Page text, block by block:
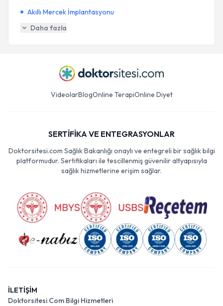
Akıllı Mercek İmplantasyonu
Daha fazla
VideolarBlogOnline TerapiOnline Diyet
SERTİFİKA VE ENTEGRASYONLAR
Doktorsitesi.com Sağlık Bakanlığı onaylı ve entegreli bir sağlık bilgi
platformudur. Sertifikaları ile tescillenmiş güvenilir altyapısıyla
sağlık hizmetlerine erişim sağlar.
İLETİŞİM
Doktorsitesi Com Bilgi Hizmetleri